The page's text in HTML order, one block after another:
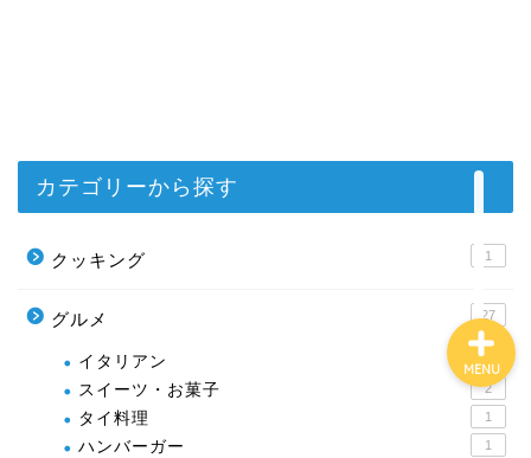
カテゴリーから探す
クッキング 1
グルメ 27
イタリアン
スイーツ・お菓子 2
タイ料理 1
ハンバーガー 1
MENU
旅行・生活ガイド